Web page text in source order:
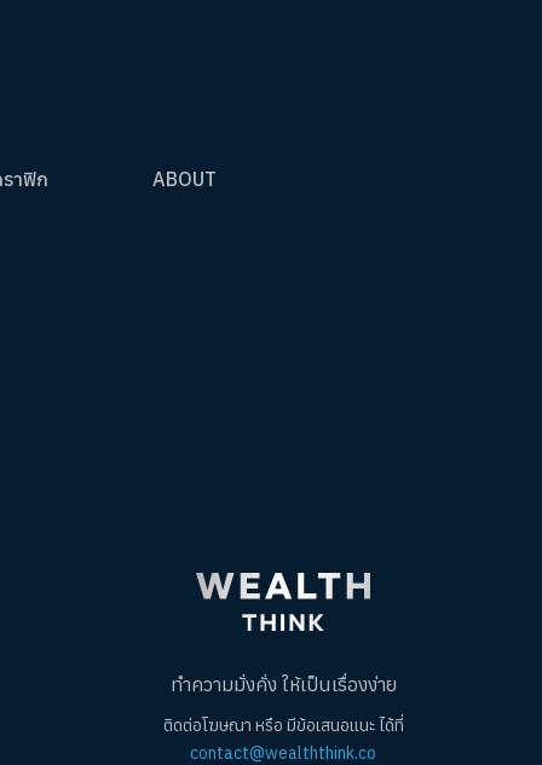
าฟิก ABOUT
ทำความมั่งคั่ง ให้เป็นเรื่องง่าย
ติดต่อโฆษณา หรือ มีข้อเสนอแนะ ได้ที่
contact@wealththink.co